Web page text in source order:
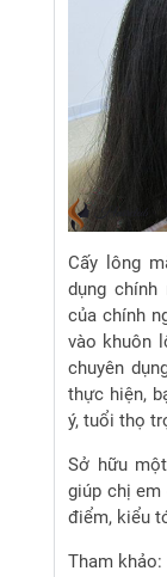
Cấy lông
dụng
của chính
vào khuôn
chuyên
thực hiện,
ý, tuổi thọ
Sở hữu
giúp chị em
điểm, kiểu
Tham